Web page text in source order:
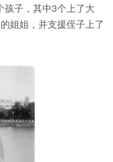
子，其中3个上了大
姐姐，并支援侄子上了